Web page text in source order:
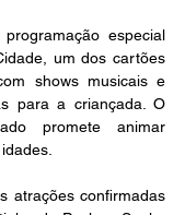
especial
um dos cartões
shows musicais e
para a criançada. O
promete animar
atrações confirmadas